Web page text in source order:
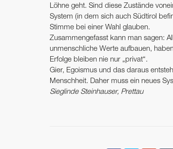
Löhne geht. Sind diese Zustände
System (in dem sich auch Südtirol
Stimme bei einer Wahl glauben.
Zusammengefasst kann man sagen:
unmenschliche Werte aufbauen,
Erfolge bleiben nie nur „privat“.
Gier, Egoismus und das daraus
Menschheit. Daher muss ein neues
Sieglinde Steinhauser, Prettau